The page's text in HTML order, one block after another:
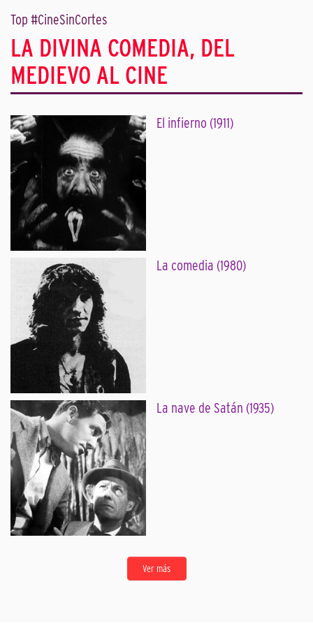
Top #CineSinCortes
LA DIVINA COMEDIA, DEL
MEDIEVO AL CINE
El infierno (1911)
La comedia (1980)
La nave de Satán (1935)
Ver más